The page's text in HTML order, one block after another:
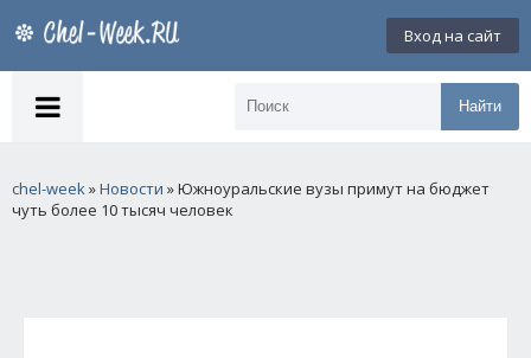
Вход на сайт
Найти
chel-week»Новости » Южноуральские вузы примут на бюджет
чуть более 10 тысяч человек